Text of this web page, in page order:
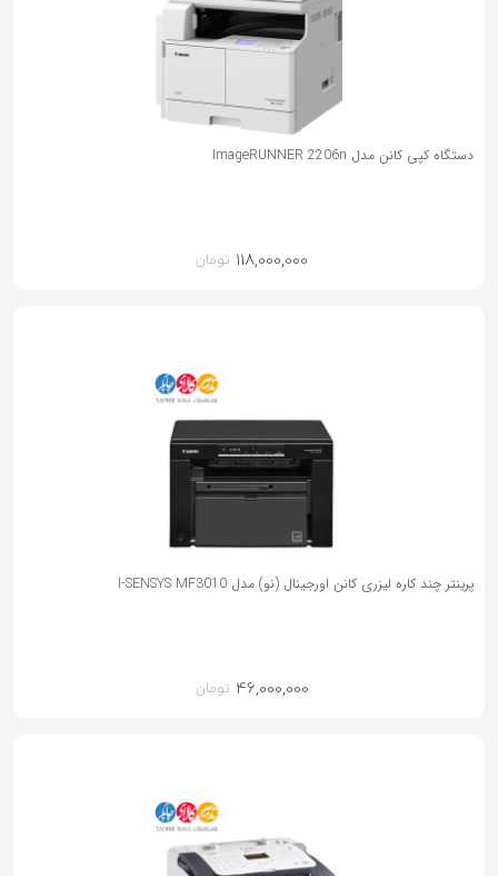
دستگاه کپی کانن مدل ImageRUNNER 2206n
تومان 118,000,000
پرینتر چند کاره لیزری کانن اورجینال (نو) مدل I-SENSYS MF3010
تومان 46,000,000